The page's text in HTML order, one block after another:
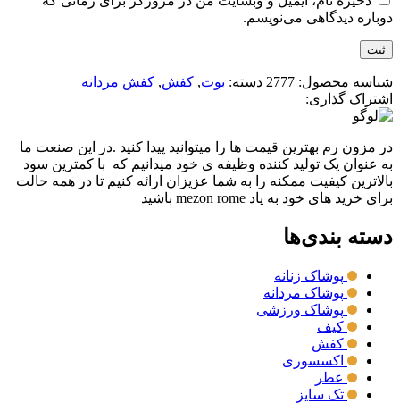
دوباره دیدگاهی می‌نویسم.
شناسه محصول: 2777 دسته: بوت, کفش, کفش مردانه
اشتراک گذاری:
در مزون رم بهترین قیمت ها را میتوانید پیدا کنید .در این صنعت ما
به عنوان یک تولید کننده وظیفه ی خود میدانیم که با کمترین سود
بالاترین کیفیت ممکنه را به شما عزیزان ارائه کنیم تا در همه حالت
برای خرید های خود به یاد mezon rome باشید
دسته بندی‌ها
پوشاک زنانه
پوشاک مردانه
پوشاک ورزشی
کیف
کفش
اکسسوری
عطر
تک سایز